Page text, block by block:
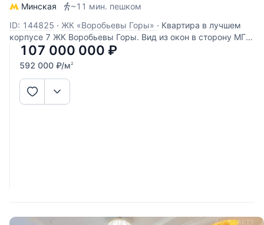
Минская
~11 мин. пешком
ID: 144825 · ЖК «Воробьевы Горы» · Квартира в лучшем
корпусе 7 ЖК Воробьевы Горы. Вид из окон в сторону МГУ
и во внутренний двор. Продается БЕЗ мебели и люстр.
Кухня остается. Отделка квартиры с использованием
натуральных материалов. В гостиной панно из слэбов
оникса jasper с
107 000 000 ₽
592 000 ₽/м2